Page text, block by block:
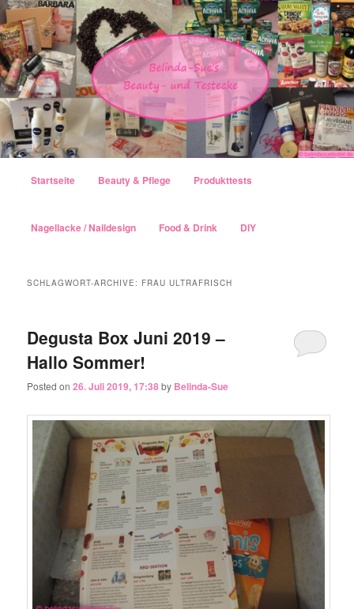
Zum Inhalt wechseln
Zum sekundären Inhalt wechseln
Startseite Beauty & Pflege Produkttests
Nagellacke / Naildesign Food & Drink DIY
SCHLAGWORT-ARCHIVE: FRAU ULTRAFRISCH
Degusta Box Juni 2019 –
Hallo Sommer!
Posted on26. Juli 2019, 17:38by Belinda-Sue